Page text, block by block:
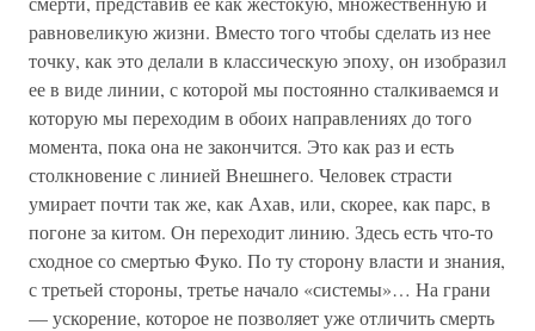
равновеликую жизни. Вместо того чтобы сделать из нее
точку, как это делали в классическую эпоху, он изобразил
ее в виде линии, с которой мы постоянно сталкиваемся и
которую мы переходим в обоих направлениях до того
момента, пока она не закончится. Это как раз и есть
столкновение с линией Внешнего. Человек страсти
умирает почти так же, как Ахав, или, скорее, как парс, в
погоне за китом. Он переходит линию. Здесь есть что-то
сходное со смертью Фуко. По ту сторону власти и знания,
с третьей стороны, третье начало «системы»… На грани
— ускорение, которое не позволяет уже отличить смерть